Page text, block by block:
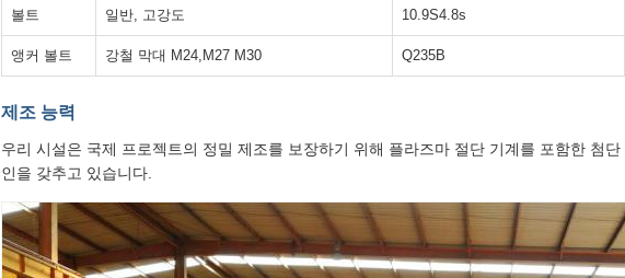
볼트 일반, 고강도 10.9S4.8s
앵커 볼트 강철 막대 M24,M27 M30 Q235B
제조 능력
우리 시설은 국제 프로젝트의 정밀 제조를 보장하기 위해 플라즈마 절단 기계를 포함한 첨
인을 갖추고 있습니다.